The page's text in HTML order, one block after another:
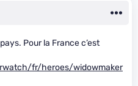
Pour la France c’est
fr/heroes/widowmaker